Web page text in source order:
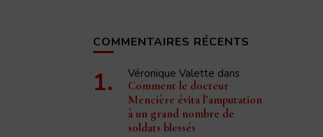
COMMENTAIRES RÉCENTS
Véronique Valette dans
Comment le docteur
Mencière évita l’amputation
à un grand nombre de
soldats blessés